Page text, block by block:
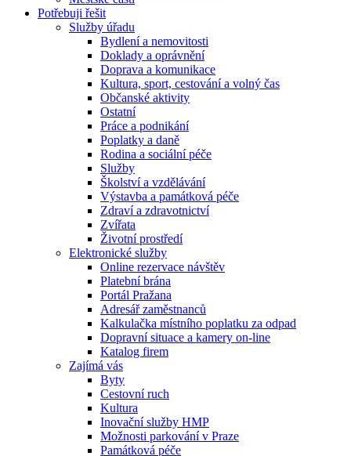
Potřebuji řešit
Služby úřadu
Bydlení a nemovitosti
Doklady a oprávnění
Doprava a komunikace
Kultura, sport, cestování a volný čas
Občanské aktivity
Ostatní
Práce a podnikání
Poplatky a daně
Rodina a sociální péče
Služby
Školství a vzdělávání
Výstavba a památková péče
Zdraví a zdravotnictví
Zvířata
Životní prostředí
Elektronické služby
Online rezervace návštěv
Platební brána
Portál Pražana
Adresář zaměstnanců
Kalkulačka místního poplatku za odpad
Dopravní situace a kamery on-line
Katalog firem
Zajímá vás
Byty
Cestovní ruch
Kultura
Inovační služby HMP
Možnosti parkování v Praze
Památková péče